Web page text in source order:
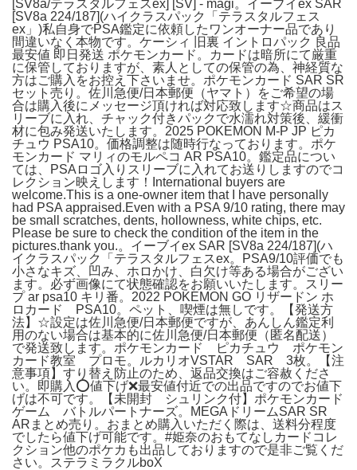
[SV8a/テラスタルフェスex] [SV] - magi。イーブイex SAR
[SV8a 224/187](ハイクラスパック「テラスタルフェス
ex」)私自身でPSA鑑定に依頼したワンオーナー品であり
間違いなく本物です。ケーシィ 旧裏 イントロパック 良品
最安値 即日発送 ポケモンカード。カードは暗所にて厳重
に保管しておりますが、素人としての保管の為、神経質な
方はご購入をお控え下さいませ。ポケモンカード SAR SR
セット売り。佐川急便/日本郵便（ヤマト）をご希望の場
合は購入後にメッセージ頂ければ対応致します☆商品はス
リーブに入れ、チャック付きパックで水濡れ対策後、緩衝
材に包み発送いたします。2025 POKEMON M-P JP ピカ
チュウ PSA10。価格調整は随時行なっております。ポケ
モンカード マリィのモルペコ AR PSA10。鑑定品につい
ては、PSAロゴ入りスリーブに入れてお送りしますのでコ
レクション映えします！International buyers are
welcome.This is a one-owner item that I have personally
had PSA appraised.Even with a PSA 9/10 rating, there may
be small scratches, dents, hollowness, white chips, etc.
Please be sure to check the condition of the item in the
pictures.thank you.。イーブイex SAR [SV8a 224/187](ハ
イクラスパック「テラスタルフェスex。PSA9/10評価でも
小さなキズ、凹み、ホロかけ、白欠け等ある場合がござい
ます。必ず画像にて状態確認をお願いいたします。スリー
プ ar psa10 キリ番。2022 POKEMON GO リザードン ホ
ロカード PSA10。ペット、喫煙は無しです。【発送方
法】☆設定は佐川急便/日本郵便ですが、あんしん鑑定利
用のない場合は基本的に佐川急便/日本郵便（匿名配送）
で発送致します。ポケモンカード ピカチュウ ポケモン
カード教室 プロモ。ルカリオVSTAR SAR 3枚。【注
意事項】すり替え防止のため、返品交換はご容赦くださ
い。即購入⭕値下げ❌最安値付近での出品ですのでお値下
げは不可です。【未開封 シュリンク付】ポケモンカード
ゲーム バトルパートナーズ。MEGAドリームSAR SR
ARまとめ売り。おまとめ購入いただく際は、送料分程度
でしたら値下げ可能です。#姫奈のおもてなしカードコレ
クション他のポケカも出品しておりますので是非ご覧くだ
さい。ステラミラクルboX